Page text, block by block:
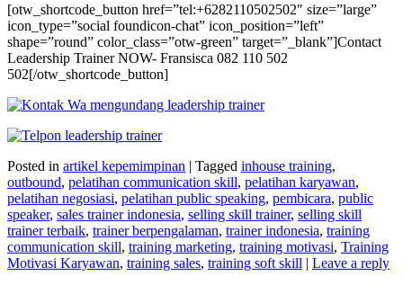
[otw_shortcode_button href=”tel:+6282110502502″ size=”large”
icon_type=”social foundicon-chat” icon_position=”left”
shape=”round” color_class=”otw-green” target=”_blank”]Contact
Leadership Trainer NOW- Fransisca 082 110 502
502[/otw_shortcode_button]
Posted in artikel kepemimpinan | Tagged inhouse training,
outbound, pelatihan communication skill, pelatihan karyawan,
pelatihan negosiasi, pelatihan public speaking, pembicara, public
speaker, sales trainer indonesia, selling skill trainer, selling skill
trainer terbaik, trainer berpengalaman, trainer indonesia, training
communication skill, training marketing, training motivasi, Training
Motivasi Karyawan, training sales, training soft skill | Leave a reply